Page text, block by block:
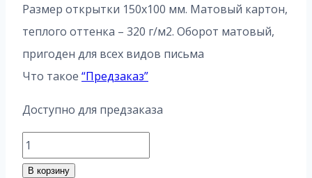
составляла
Размер открытки 150х100 мм. Матовый картон,
теплого оттенка – 320 г/м2. Оборот матовый,
пригоден для всех видов письма
Что такое “Предзаказ”
Доступно для предзаказа
Количество
товара
В корзину